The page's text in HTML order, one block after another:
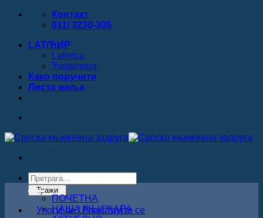
Прескочи
Контакт
011/ 3230-305
LAT/ЋИР
Latinica
Ћирилица
Како поручити
Листa жеља
Products
search
Тражи
Улогуј се / Региструјте се
ПОЧЕТНА
НАША КЊИЖАРА